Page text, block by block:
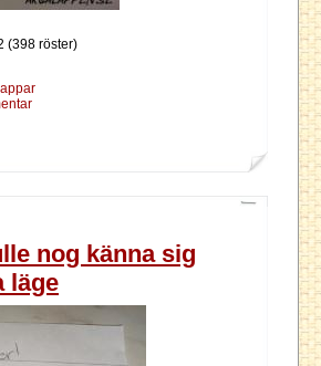
(398 röster)
nog känna sig
läge